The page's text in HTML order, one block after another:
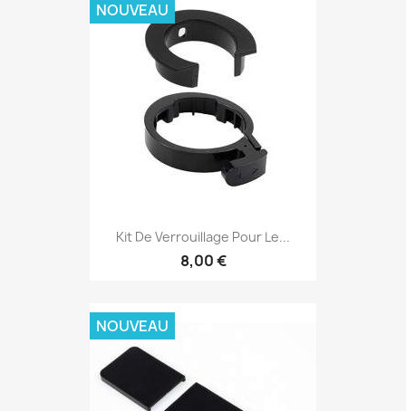
Kit De Verrouillage Pour Le...
8,00 €
NOUVEAU
NOUVEAU